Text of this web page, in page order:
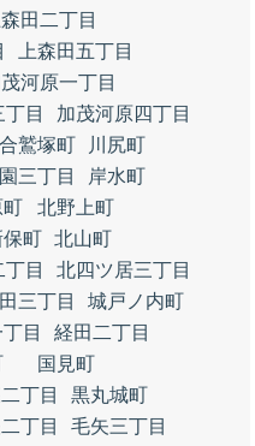
森田二丁目
上森田五丁目
河原一丁目
目
加茂河原四丁目
鷲塚町
川尻町
三丁目
岸水町
町
北野上町
町 北山町
目
北四ツ居三丁目
三丁目
城戸ノ内町
目
経田二丁目
国見町
丁目
黒丸城町
丁目
毛矢三丁目